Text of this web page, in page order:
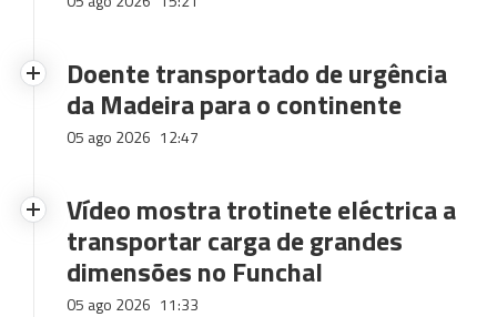
Doente transportado de urgência
da Madeira para o continente
05 ago 2026 12:47
Vídeo mostra trotinete eléctrica a
transportar carga de grandes
dimensões no Funchal
05 ago 2026 11:33